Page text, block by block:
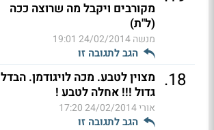
מקורבים ויקבל מה שרוצה ככה
(ל"ת)
מנשה24/02/2014 19:01
הגב לתגובה זו
18
. מצוין לטבע. מכה לויגודמן. הבדל
גדול !!! אחלה לטבע !
אורי24/02/2014 17:20
הגב לתגובה זו